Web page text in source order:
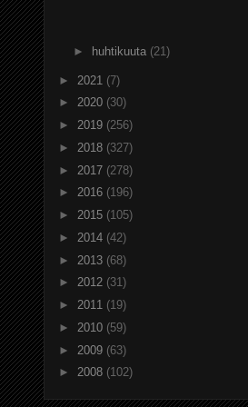
► huhtikuuta (21)
► 2021 (7)
► 2020 (30)
► 2019 (256)
► 2018 (327)
► 2017 (278)
► 2016 (196)
► 2015 (105)
► 2014 (42)
► 2013 (68)
► 2012 (31)
► 2011 (19)
► 2010 (59)
► 2009 (63)
► 2008 (102)